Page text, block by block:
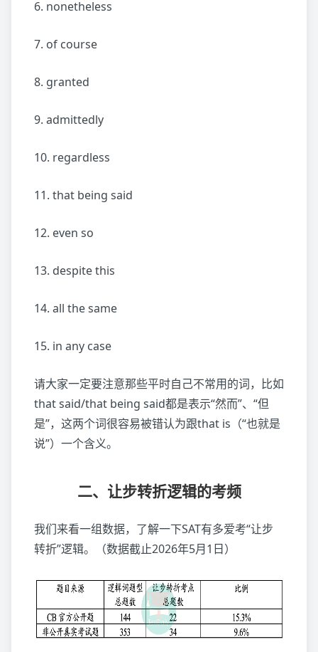
6. nonetheless
7. of course
8. granted
9. admittedly
10. regardless
11. that being said
12. even so
13. despite this
14. all the same
15. in any case
请大家一定要注意那些平时自己不常用的词，比如
that said/that being said都是表示“然而”、“但
是”，这两个词很容易被错认为跟that is（“也就是
说”）一个含义。
二、让步转折逻辑的考频
我们来看一组数据，了解一下SAT有多爱考“让步
转折”逻辑。（数据截止2026年5月1日）